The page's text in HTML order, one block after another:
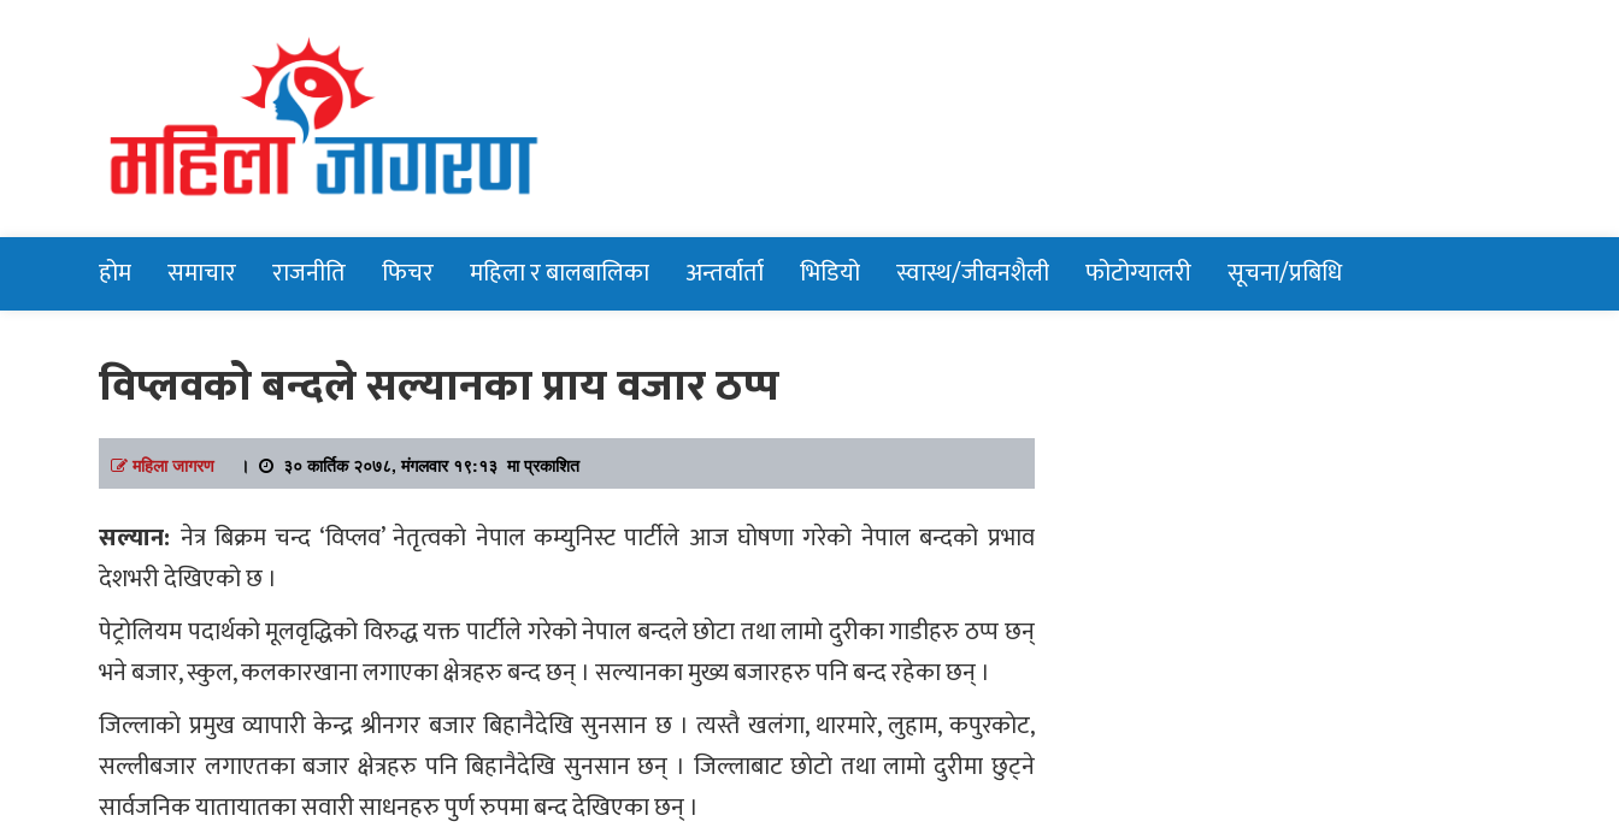
Mahilajagaran
होम समाचार राजनीति फिचर महिला र बालबालिका अन्तर्वार्ता भिडियो स्वास्थ/जीवनशैली फोटोग्यालरी सूचना/प्रबिधि
विप्लवकाे बन्दले सल्यानका प्राय वजार ठप्प
महिला जागरण। ३० कार्तिक २०७८, मंगलवार १९:१३ मा प्रकाशित
सल्यान: नेत्र बिक्रम चन्द ‘विप्लव’ नेतृत्वकाे नेपाल कम्युनिस्ट पार्टीले आज घोषणा गरेको नेपाल बन्दको प्रभाव
देशभरी देखिएको छ ।
पेट्रोलियम पदार्थको मूलवृद्धिको विरुद्ध यक्त पार्टीले गरेको नेपाल बन्दले छाेटा तथा लामाे दुरीका गाडीहरु ठप्प छन्
भने बजार, स्कुल, कलकारखाना लगाएका क्षेत्रहरु बन्द छन् । सल्यानका मुख्य बजारहरु पनि बन्द रहेका छन् ।
जिल्लाकाे प्रमुख व्यापारी केन्द्र श्रीनगर बजार बिहानैदेखि सुनसान छ । त्यस्तै खलंगा, थारमारे, लुहाम, कपुरकाेट,
सल्लीबजार लगाएतका बजार क्षेत्रहरु पनि बिहानैदेखि सुनसान छन् । जिल्लाबाट छाेटाे तथा लामाे दुरीमा छुट्ने
सार्वजनिक यातायातका सवारी साधनहरु पुर्ण रुपमा बन्द देखिएका छन् ।